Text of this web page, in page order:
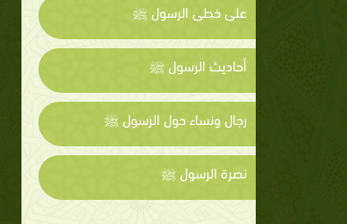
على خطى الرسول ﷺ
أحاديث الرسول ﷺ
رجال ونساء حول الرسول ﷺ
نصرة الرسول ﷺ